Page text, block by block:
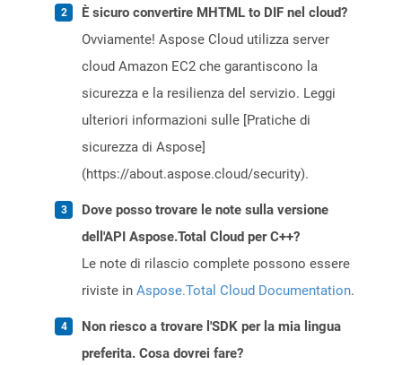
È sicuro convertire MHTML to DIF nel cloud?
Ovviamente! Aspose Cloud utilizza server
cloud Amazon EC2 che garantiscono la
sicurezza e la resilienza del servizio. Leggi
ulteriori informazioni sulle [Pratiche di
sicurezza di Aspose]
(https://about.aspose.cloud/security).
Dove posso trovare le note sulla versione
dell'API Aspose.Total Cloud per C++?
Le note di rilascio complete possono essere
riviste in Aspose.Total Cloud Documentation.
Non riesco a trovare l'SDK per la mia lingua
preferita. Cosa dovrei fare?